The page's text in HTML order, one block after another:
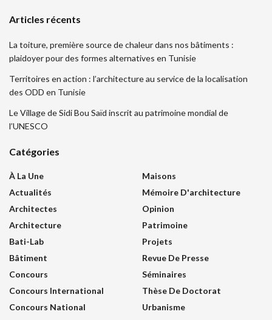
Articles récents
La toiture, première source de chaleur dans nos bâtiments :
plaidoyer pour des formes alternatives en Tunisie
Territoires en action : l’architecture au service de la localisation
des ODD en Tunisie
Le Village de Sidi Bou Saïd inscrit au patrimoine mondial de
l’UNESCO
Catégories
À La Une
Actualités
Architectes
Architecture
Bati-Lab
Bâtiment
Concours
Concours International
Concours National
Maisons
Mémoire D'architecture
Opinion
Patrimoine
Projets
Revue De Presse
Séminaires
Thèse De Doctorat
Urbanisme